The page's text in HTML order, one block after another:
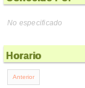
No especificado
Horario